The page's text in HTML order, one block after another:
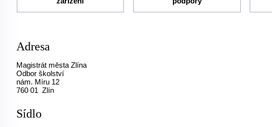
Adresa
Magistrát města Zlína
Odbor školství
nám. Míru 12
760 01 Zlín
Sídlo